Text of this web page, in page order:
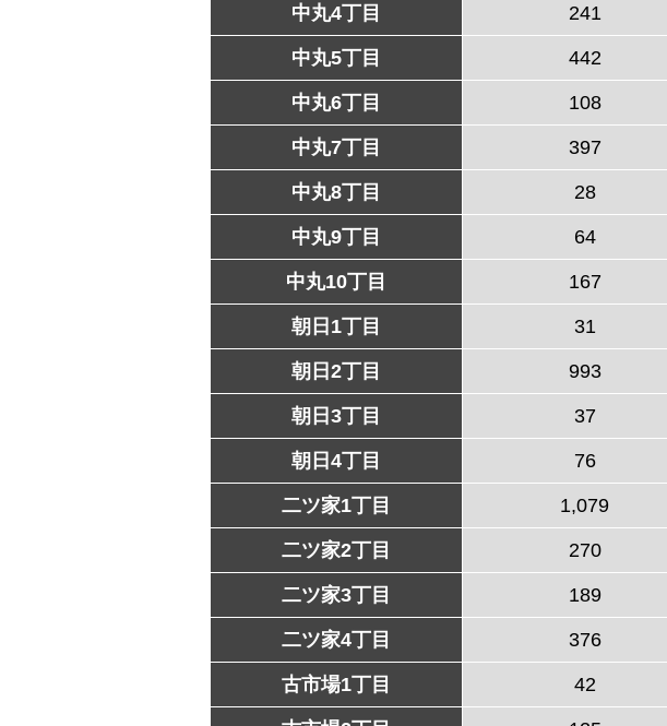
中丸4丁目 241
中丸5丁目 442
中丸6丁目 108
中丸7丁目 397
中丸8丁目 28
中丸9丁目 64
中丸10丁目 167
朝日1丁目 31
朝日2丁目 993
朝日3丁目 37
朝日4丁目 76
二ツ家1丁目 1,079
二ツ家2丁目 270
二ツ家3丁目 189
二ツ家4丁目 376
古市場1丁目 42